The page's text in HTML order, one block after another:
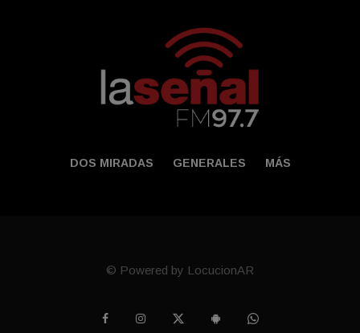
DOS MIRADAS GENERALES MÁS
© Powered by LocucionAR